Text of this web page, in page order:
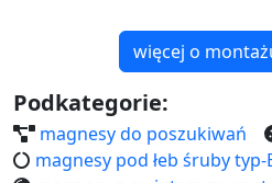
więcej o
Podkategorie:
magnesy do poszukiwań
magnesy pod łeb śruby typ-